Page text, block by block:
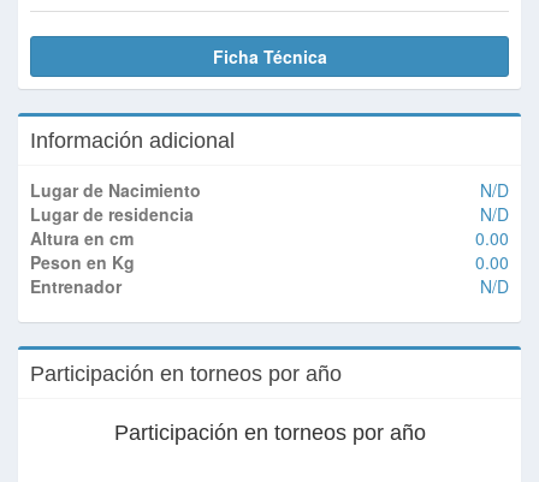
Ficha Técnica
Información adicional
Lugar de Nacimiento
N/D
Lugar de residencia
N/D
Altura en cm
0.00
Peson en Kg
0.00
Entrenador
N/D
Participación en torneos por año
Participación en torneos por año